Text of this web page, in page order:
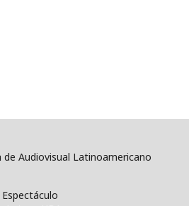
de Audiovisual Latinoamericano